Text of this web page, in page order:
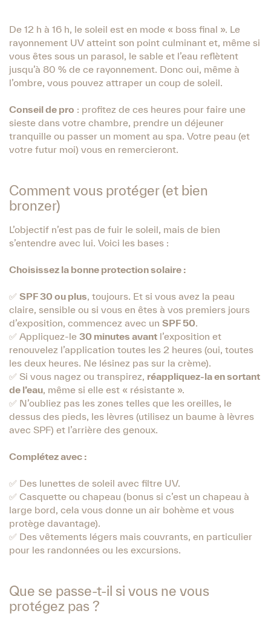
De 12 h à 16 h, le soleil est en mode « boss final ». Le
rayonnement UV atteint son point culminant et, même si
vous êtes sous un parasol, le sable et l’eau reflètent
jusqu’à 80 % de ce rayonnement. Donc oui, même à
l’ombre, vous pouvez attraper un coup de soleil.
Conseil de pro : profitez de ces heures pour faire une
sieste dans votre chambre, prendre un déjeuner
tranquille ou passer un moment au spa. Votre peau (et
votre futur moi) vous en remercieront.
Comment vous protéger (et bien
bronzer)
L’objectif n’est pas de fuir le soleil, mais de bien
s’entendre avec lui. Voici les bases :
Choisissez la bonne protection solaire :
✅ SPF 30 ou plus, toujours. Et si vous avez la peau
claire, sensible ou si vous en êtes à vos premiers jours
d’exposition, commencez avec un SPF 50.
✅ Appliquez-le 30 minutes avant l’exposition et
renouvelez l’application toutes les 2 heures (oui, toutes
les deux heures. Ne lésinez pas sur la crème).
✅ Si vous nagez ou transpirez, réappliquez-la en sortant
de l’eau, même si elle est « résistante ».
✅ N’oubliez pas les zones telles que les oreilles, le
dessus des pieds, les lèvres (utilisez un baume à lèvres
avec SPF) et l’arrière des genoux.
Complétez avec :
✅ Des lunettes de soleil avec filtre UV.
✅ Casquette ou chapeau (bonus si c’est un chapeau à
large bord, cela vous donne un air bohème et vous
protège davantage).
✅ Des vêtements légers mais couvrants, en particulier
pour les randonnées ou les excursions.
Que se passe-t-il si vous ne vous
protégez pas ?